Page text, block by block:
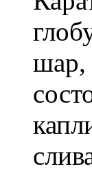
шар,